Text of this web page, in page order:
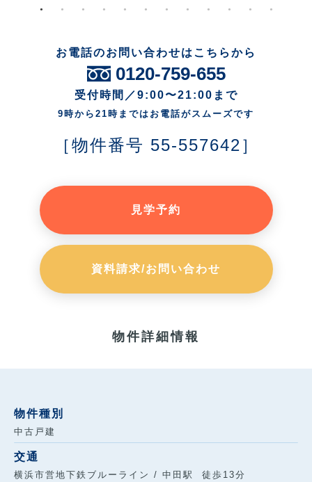
お電話のお問い合わせはこちらから
0120-759-655
受付時間／9:00〜21:00まで
9時から21時まではお電話がスムーズです
［物件番号 55-557642］
見学予約
資料請求/お問い合わせ
物件詳細情報
物件種別
中古戸建
交通
横浜市営地下鉄ブルーライン / 中田駅 徒歩13分